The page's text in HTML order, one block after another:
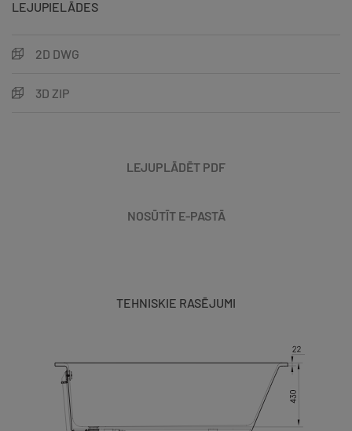
LEJUPIELĀDES
2D DWG
3D ZIP
LEJUPLĀDĒT PDF
NOSŪTĪT E-PASTĀ
TEHNISKIE RASĒJUMI